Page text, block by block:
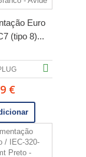
Euro
(tipo 8)...
€